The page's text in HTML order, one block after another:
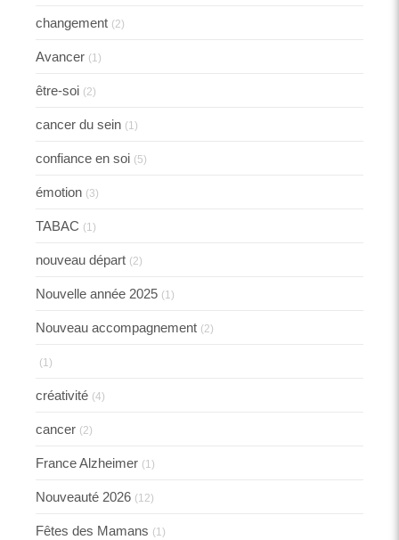
changement (2)
Avancer (1)
être-soi (2)
cancer du sein (1)
confiance en soi (5)
émotion (3)
TABAC (1)
nouveau départ (2)
Nouvelle année 2025 (1)
Nouveau accompagnement (2)
(1)
créativité (4)
cancer (2)
France Alzheimer (1)
Nouveauté 2026 (12)
Fêtes des Mamans (1)